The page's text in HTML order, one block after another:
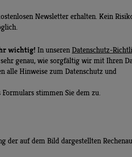
Newsletter erhalten. Kein
wichtig! In unseren Datenschutz-
genau, wie sorgfältig wir mit Ihren
alle Hinweise zum Datenschutz und
stimmen Sie dem zu.
der auf dem Bild dargestellten